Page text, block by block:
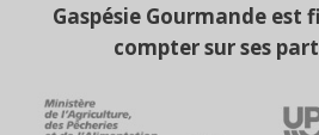
Gaspésie Gourmande est
compter sur ses